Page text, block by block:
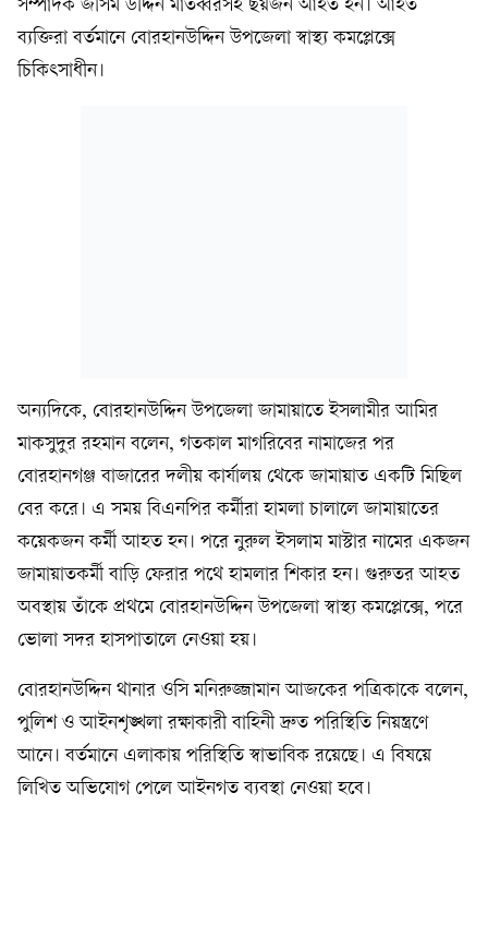
সম্পাদক জসিম উদ্দিন মাতব্বরসহ ছয়জন আহত হন। আহত
ব্যক্তিরা বর্তমানে বোরহানউদ্দিন উপজেলা স্বাস্থ্য কমপ্লেক্সে
চিকিৎসাধীন।
অন্যদিকে, বোরহানউদ্দিন উপজেলা জামায়াতে ইসলামীর আমির
মাকসুদুর রহমান বলেন, গতকাল মাগরিবের নামাজের পর
বোরহানগঞ্জ বাজারের দলীয় কার্যালয় থেকে জামায়াত একটি মিছিল
বের করে। এ সময় বিএনপির কর্মীরা হামলা চালালে জামায়াতের
কয়েকজন কর্মী আহত হন। পরে নুরুল ইসলাম মাস্টার নামের একজন
জামায়াতকর্মী বাড়ি ফেরার পথে হামলার শিকার হন। গুরুতর আহত
অবস্থায় তাঁকে প্রথমে বোরহানউদ্দিন উপজেলা স্বাস্থ্য কমপ্লেক্সে, পরে
ভোলা সদর হাসপাতালে নেওয়া হয়।
বোরহানউদ্দিন থানার ওসি মনিরুজ্জামান আজকের পত্রিকাকে বলেন,
পুলিশ ও আইনশৃঙ্খলা রক্ষাকারী বাহিনী দ্রুত পরিস্থিতি নিয়ন্ত্রণে
আনে। বর্তমানে এলাকায় পরিস্থিতি স্বাভাবিক রয়েছে। এ বিষয়ে
লিখিত অভিযোগ পেলে আইনগত ব্যবস্থা নেওয়া হবে।